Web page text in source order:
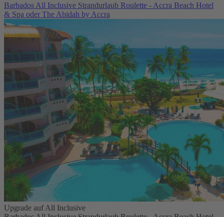
Barbados All Inclusive Strandurlaub Roulette - Accra Beach Hotel
& Spa oder The Abidah by Accra
Upgrade auf All Inclusive